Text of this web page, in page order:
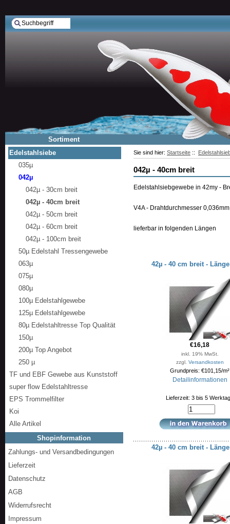
Sie sind hier: Startseite ::
042µ - 40cm breit
Edelstahlsiebgewebe in 42my -
V4A - Drahtdurchmesser
lieferbar in folgenden Längen
42µ - 40 cm breit -
€16,18
inkl. 19% MwSt.
zzgl. Versandkosten
Grundpreis: €101,15/m²
Detailinformationen
Lieferzeit: 3 bis 5
42µ - 40 cm breit -
Sortiment
Edelstahlsiebe
035µ
042µ
042µ - 30cm breit
042µ - 40cm breit
042µ - 50cm breit
042µ - 60cm breit
042µ - 100cm breit
50µ Edelstahl Tressengewebe
063µ
075µ
080µ
100µ Edelstahlgewebe
125µ Edelstahlgewebe
80µ Edelstahltresse Top Qualität
150µ
200µ Top Angebot
250 µ
TF und EBF Gewebe aus Kunststoff
super flow Edelstahltresse
EPS Trommelfilter
Koi
Alle Artikel
Shopinformation
Zahlungs- und Versandbedingungen
Lieferzeit
Datenschutz
AGB
Widerrufsrecht
Impressum